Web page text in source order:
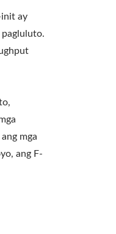
init ay
pagluluto.
mga
ang F-